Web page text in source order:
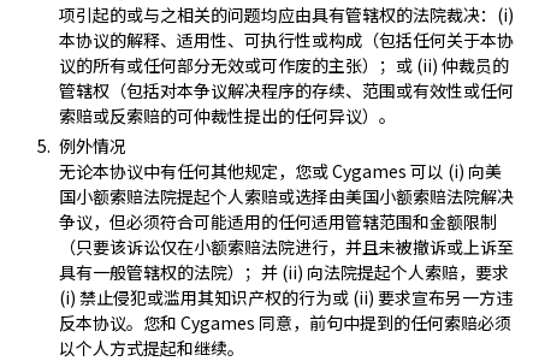
项引起的或与之相关的问题均应由具有管辖权的法院裁决：(i)
本协议的解释、适用性、可执行性或构成（包括任何关于本协
议的所有或任何部分无效或可作废的主张）；或 (ii) 仲裁员的
管辖权（包括对本争议解决程序的存续、范围或有效性或任何
索赔或反索赔的可仲裁性提出的任何异议）。
例外情况
无论本协议中有任何其他规定，您或 Cygames 可以 (i) 向美
国小额索赔法院提起个人索赔或选择由美国小额索赔法院解决
争议，但必须符合可能适用的任何适用管辖范围和金额限制
（只要该诉讼仅在小额索赔法院进行，并且未被撤诉或上诉至
具有一般管辖权的法院）；并 (ii) 向法院提起个人索赔，要求
(i) 禁止侵犯或滥用其知识产权的行为或 (ii) 要求宣布另一方违
反本协议。您和 Cygames 同意，前句中提到的任何索赔必须
以个人方式提起和继续。